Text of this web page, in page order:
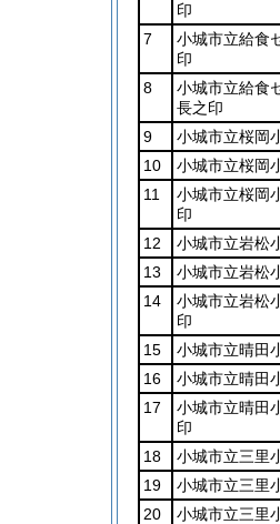
印
7
小城市立給食
印
8
小城市立給食
長之印
9
小城市立桜岡
10
小城市立桜岡
11
小城市立桜岡
印
12
小城市立岩松
13
小城市立岩松
14
小城市立岩松
印
15
小城市立晴田
16
小城市立晴田
17
小城市立晴田
印
18
小城市立三里
19
小城市立三里
20
小城市立三里